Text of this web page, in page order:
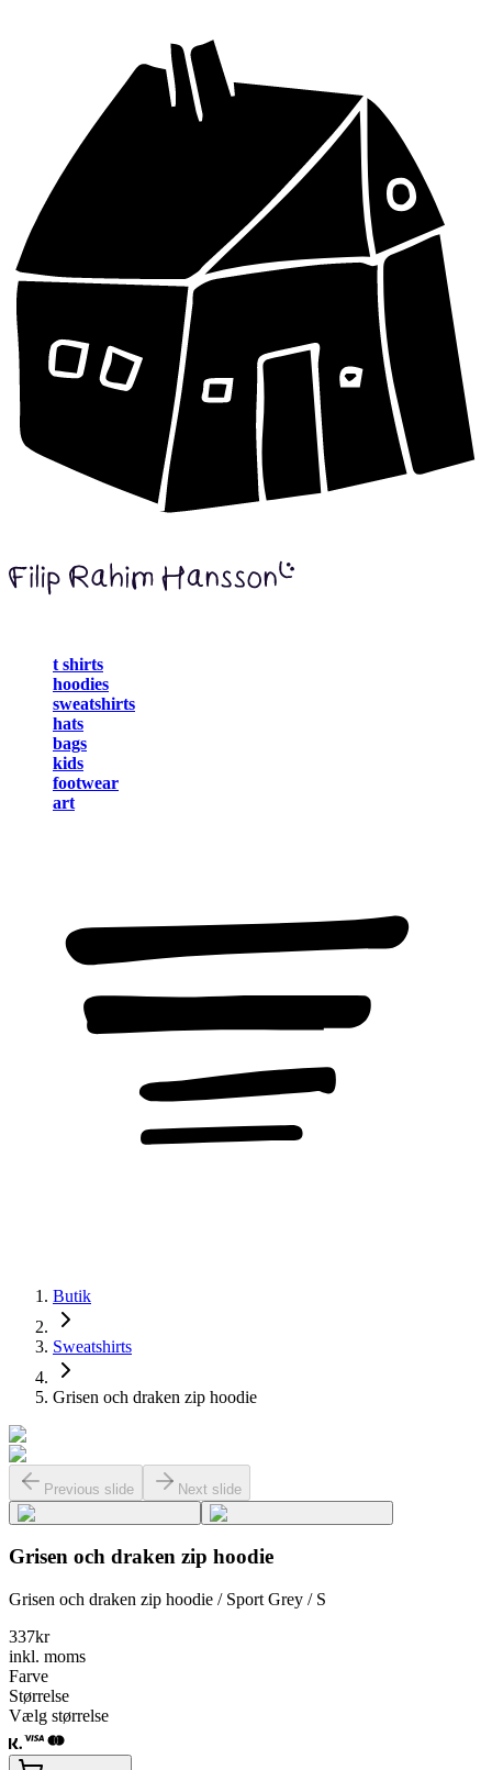
t shirts
hoodies
sweatshirts
hats
bags
kids
footwear
art
Butik
Sweatshirts
Grisen och draken zip hoodie
Previous slide Next slide
Grisen och draken zip hoodie
Grisen och draken zip hoodie / Sport Grey / S
337kr
inkl. moms
Farve
Størrelse
Vælg størrelse